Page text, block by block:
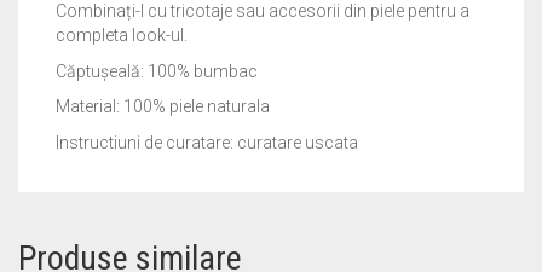
Combinați-l cu tricotaje sau accesorii din piele pentru a
completa look-ul.
Căptușeală: 100% bumbac
Material: 100% piele naturala
Instructiuni de curatare: curatare uscata
Produse similare